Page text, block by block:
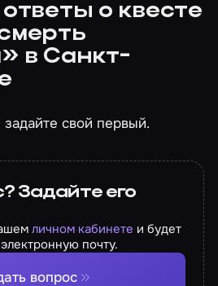
о квесте
в Санкт-
свой первый.
Задайте его
личном кабинете и будет
почту.
вопрос